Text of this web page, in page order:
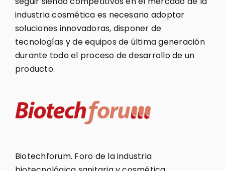
industria cosmética es necesario adoptar
soluciones innovadoras, disponer de
tecnologías y de equipos de última generación
durante todo el proceso de desarrollo de un
producto.
Biotechforum. Foro de la industria